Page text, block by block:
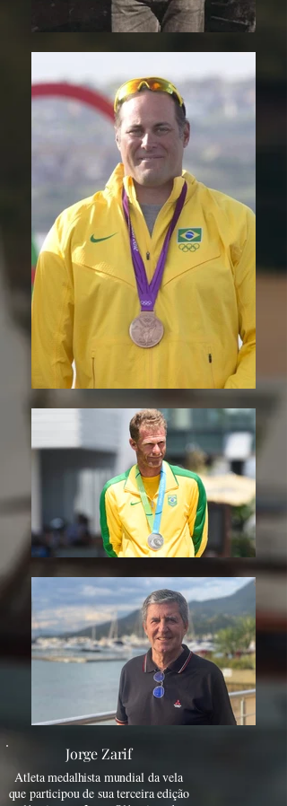
Jorge Zarif
Atleta medalhista mundial da vela
que participou de sua terceira edição